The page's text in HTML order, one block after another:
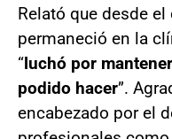
Relató que desde
permaneció en la
“luchó por
podido hacer”.
encabezado por el